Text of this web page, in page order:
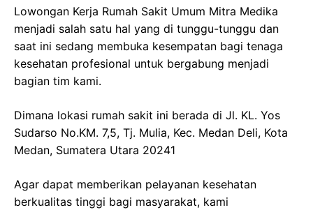
Lowongan Kerja Rumah Sakit Umum Mitra Medika
menjadi salah satu hal yang di tunggu-tunggu dan
saat ini sedang membuka kesempatan bagi tenaga
kesehatan profesional untuk bergabung menjadi
bagian tim kami.
Dimana lokasi rumah sakit ini berada di Jl. KL. Yos
Sudarso No.KM. 7,5, Tj. Mulia, Kec. Medan Deli, Kota
Medan, Sumatera Utara 20241
Agar dapat memberikan pelayanan kesehatan
berkualitas tinggi bagi masyarakat, kami